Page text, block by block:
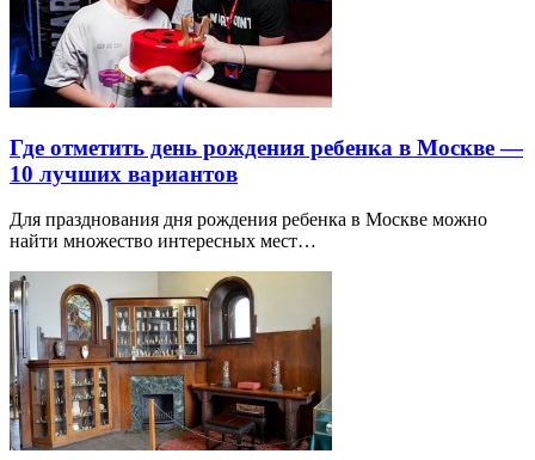
Где отметить день рождения ребенка в Москве —
10 лучших вариантов
Для празднования дня рождения ребенка в Москве можно
найти множество интересных мест…